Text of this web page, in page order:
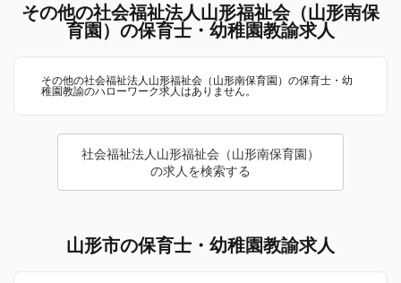
その他の社会福祉法人山形福祉会（山形南保
育園）の保育士・幼稚園教諭求人
その他の社会福祉法人山形福祉会（山形南保育園）の保育士・幼
稚園教諭のハローワーク求人はありません。
社会福祉法人山形福祉会（山形南保育園）
の求人を検索する
山形市の保育士・幼稚園教諭求人